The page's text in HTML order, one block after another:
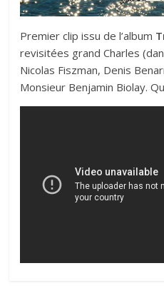
Premier clip issu de l’album
revisitées grand Charles
Nicolas Fiszman, Denis
Monsieur Benjamin Biolay.